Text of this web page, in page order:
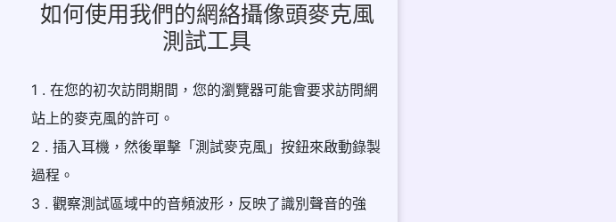
如何使用我們的網絡攝像頭麥克風
測試工具
1 . 在您的初次訪問期間，您的瀏覽器可能會要求訪問網
站上的麥克風的許可。
2 . 插入耳機，然後單擊「測試麥克風」按鈕來啟動錄製
過程。
3 . 觀察測試區域中的音頻波形，反映了識別聲音的強